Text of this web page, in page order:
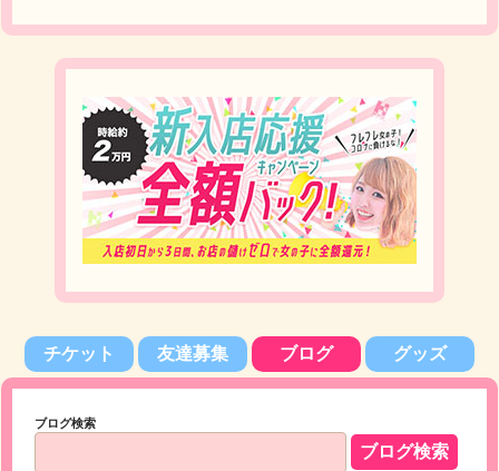
チケット 友達募集 ブログ グッズ
ブログ検索